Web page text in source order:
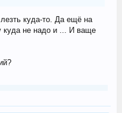
куда-то. Да ещё на
куда не надо и ... И ваще